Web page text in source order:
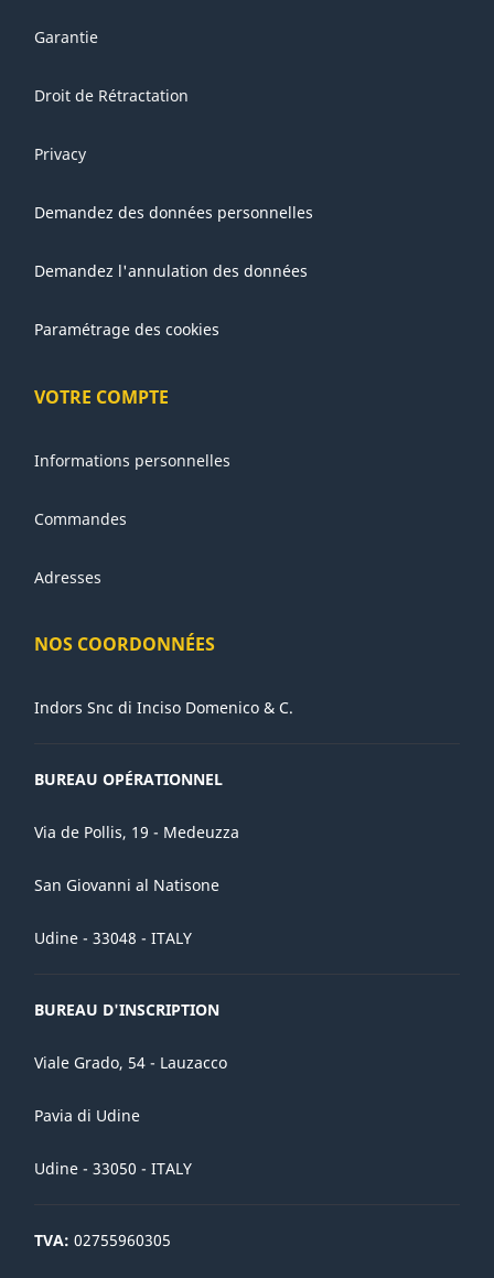
Garantie
Droit de Rétractation
Privacy
Demandez des données personnelles
Demandez l'annulation des données
Paramétrage des cookies
VOTRE COMPTE
Informations personnelles
Commandes
Adresses
NOS COORDONNÉES
Indors Snc di Inciso Domenico & C.
BUREAU OPÉRATIONNEL
Via de Pollis, 19 - Medeuzza
San Giovanni al Natisone
Udine - 33048 - ITALY
BUREAU D'INSCRIPTION
Viale Grado, 54 - Lauzacco
Pavia di Udine
Udine - 33050 - ITALY
TVA: 02755960305